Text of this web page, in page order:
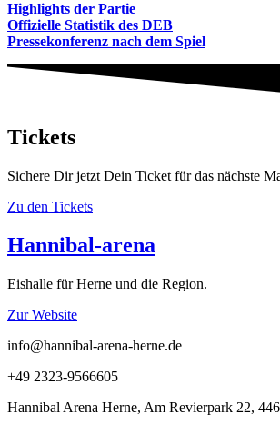
Highlights der Partie
Offizielle Statistik des DEB
Pressekonferenz nach dem Spiel
Tickets
Sichere Dir jetzt Dein Ticket für das nächste
Zu den Tickets
Hannibal-arena
Eishalle für Herne und die Region.
Zur Website
info@hannibal-arena-herne.de
+49 2323-9566605
Hannibal Arena Herne, Am Revierpark 22,